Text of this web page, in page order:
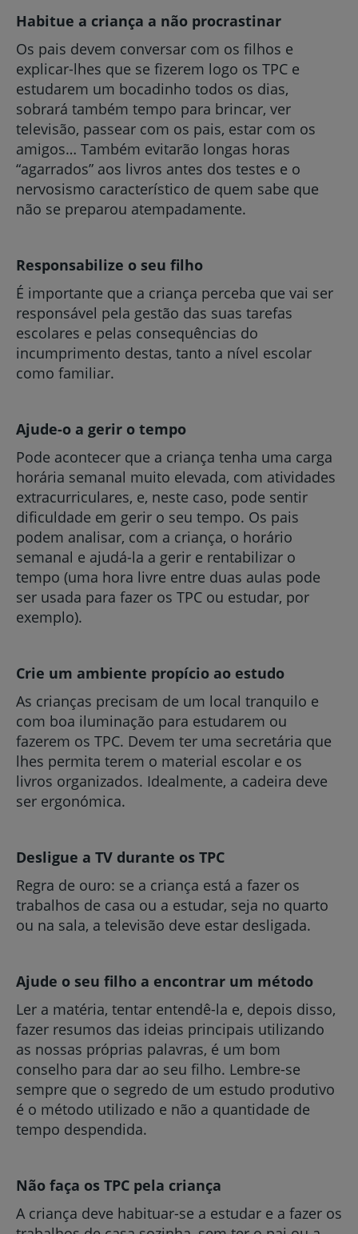
Habitue a criança a não procrastinar
Os pais devem conversar com os filhos e
explicar-lhes que se fizerem logo os TPC e
estudarem um bocadinho todos os dias,
sobrará também tempo para brincar, ver
televisão, passear com os pais, estar com os
amigos… Também evitarão longas horas
“agarrados” aos livros antes dos testes e o
nervosismo característico de quem sabe que
não se preparou atempadamente.
Responsabilize o seu filho
É importante que a criança perceba que vai ser
responsável pela gestão das suas tarefas
escolares e pelas consequências do
incumprimento destas, tanto a nível escolar
como familiar.
Ajude-o a gerir o tempo
Pode acontecer que a criança tenha uma carga
horária semanal muito elevada, com atividades
extracurriculares, e, neste caso, pode sentir
dificuldade em gerir o seu tempo. Os pais
podem analisar, com a criança, o horário
semanal e ajudá-la a gerir e rentabilizar o
tempo (uma hora livre entre duas aulas pode
ser usada para fazer os TPC ou estudar, por
exemplo).
Crie um ambiente propício ao estudo
As crianças precisam de um local tranquilo e
com boa iluminação para estudarem ou
fazerem os TPC. Devem ter uma secretária que
lhes permita terem o material escolar e os
livros organizados. Idealmente, a cadeira deve
ser ergonómica.
Desligue a TV durante os TPC
Regra de ouro: se a criança está a fazer os
trabalhos de casa ou a estudar, seja no quarto
ou na sala, a televisão deve estar desligada.
Ajude o seu filho a encontrar um método
Ler a matéria, tentar entendê-la e, depois disso,
fazer resumos das ideias principais utilizando
as nossas próprias palavras, é um bom
conselho para dar ao seu filho. Lembre-se
sempre que o segredo de um estudo produtivo
é o método utilizado e não a quantidade de
tempo despendida.
Não faça os TPC pela criança
A criança deve habituar-se a estudar e a fazer os